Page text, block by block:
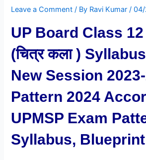
Leave a Comment / By Ravi Kumar/
UP Board Class
(चित्र कला )
New Session
Pattern 2024
UPMSP Exam
Syllabus,